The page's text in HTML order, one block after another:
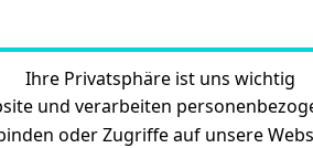
Ihre Privatsphäre ist uns wichtig
und verarbeiten
oder Zugriffe auf unsere
Zahlung und